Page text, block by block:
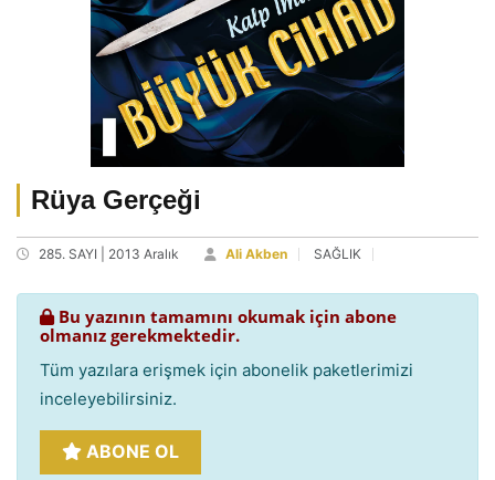
Rüya Gerçeği
285. SAYI | 2013 Aralık Ali Akben SAĞLIK
Bu yazının tamamını okumak için abone
olmanız gerekmektedir.
Tüm yazılara erişmek için abonelik paketlerimizi
inceleyebilirsiniz.
ABONE OL